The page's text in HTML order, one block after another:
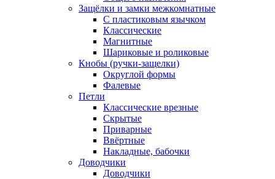
Защёлки и замки межкомнатные
С пластиковым язычком
Классические
Магнитные
Шариковые и роликовые
Кнобы (ручки-защелки)
Округлой формы
Фалевые
Петли
Классические врезные
Скрытые
Приварные
Ввёртные
Накладные, бабочки
Доводчики
Доводчики